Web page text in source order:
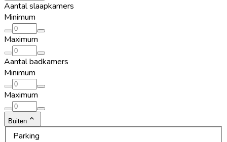
Aantal slaapkamers
Minimum
Maximum
Aantal badkamers
Minimum
Maximum
Buiten
Parking